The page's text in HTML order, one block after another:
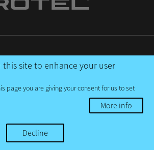
this site to enhance your user
page you are giving your consent for us to set
More info
Decline